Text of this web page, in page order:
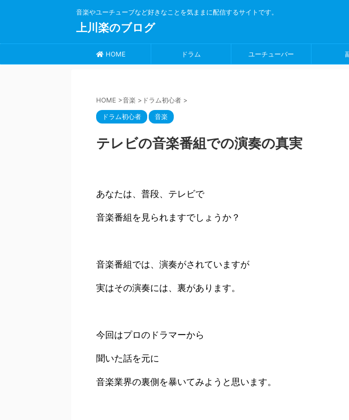
音楽やユーチューブなど好きなことを気ままに配信するサイトです。
上川楽のブログ
HOME ドラム ユーチューバー
HOME >音楽 > ドラム初心者 >
ドラム初心者 音楽
テレビの音楽番組での演奏の真実
あなたは、普段、テレビで
音楽番組を見られますでしょうか？
音楽番組では、演奏がされていますが
実はその演奏には、裏があります。
今回はプロのドラマーから
聞いた話を元に
音楽業界の裏側を暴いてみようと思います。